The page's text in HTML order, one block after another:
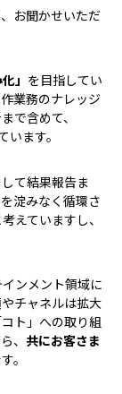
お聞かせいただ
」 を目指してい
業務のナレッジ
で含めて、
ます。
て結果報告ま
淀みなく循環さ
えていますし、
ンメント領域に
チャネルは拡大
ト」への取り組
、 共にお客さま
。